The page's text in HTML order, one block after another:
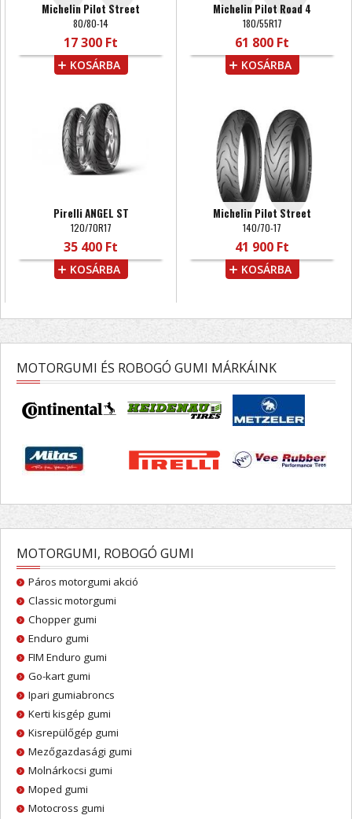
Michelin Pilot Street
80/80-14
17 300 Ft
KOSÁRBA
Michelin Pilot Road 4
180/55R17
61 800 Ft
KOSÁRBA
Pirelli ANGEL ST
120/70R17
35 400 Ft
KOSÁRBA
Michelin Pilot Street
140/70-17
41 900 Ft
KOSÁRBA
MOTORGUMI ÉS ROBOGÓ GUMI MÁRKÁINK
MOTORGUMI, ROBOGÓ GUMI
Páros motorgumi akció
Classic motorgumi
Chopper gumi
Enduro gumi
FIM Enduro gumi
Go-kart gumi
Ipari gumiabroncs
Kerti kisgép gumi
Kisrepülőgép gumi
Mezőgazdasági gumi
Molnárkocsi gumi
Moped gumi
Motocross gumi